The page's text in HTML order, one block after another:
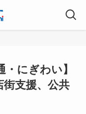
にぎわい】
街支援、公共